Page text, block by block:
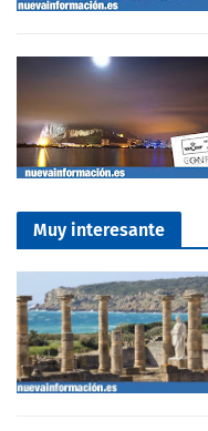
Muy interesante